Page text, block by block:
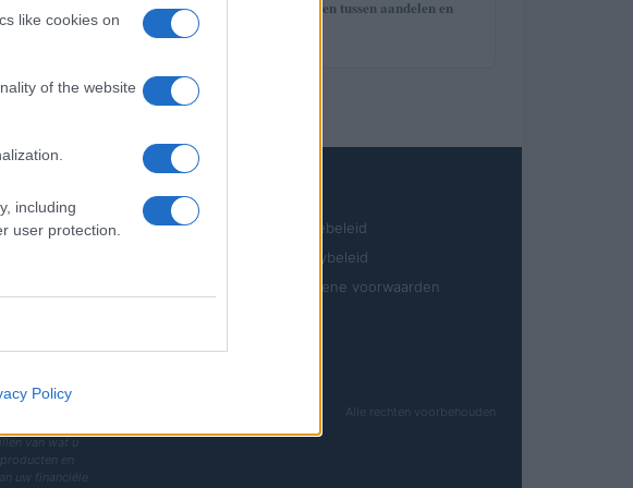
like cookies on
of the website
including
user protection.
Policy
uitleg en verschillen tussen aandelen en
Over ons
Cookiebeleid
Privacybeleid
Algemene voorwaarden
Alle rechten voorbehouden
van wat u
en
uw financiële